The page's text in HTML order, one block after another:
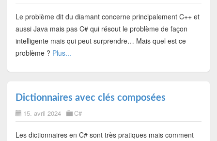
Le problème dit du diamant concerne principalement C++ et
aussi Java mais pas C# qui résout le problème de façon
intelligente mais qui peut surprendre… Mais quel est ce
problème ? Plus...
Dictionnaires avec clés composées
15. avril 2024 C#
Les dictionnaires en C# sont très pratiques mais comment